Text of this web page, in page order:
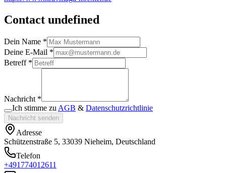
Contact undefined
Dein Name *
Deine E-Mail *
Betreff *
Nachricht *
Ich stimme zu AGB & Datenschutzrichtlinie
Nachricht senden
Adresse
Schützenstraße 5, 33039 Nieheim, Deutschland
Telefon
+491774012611